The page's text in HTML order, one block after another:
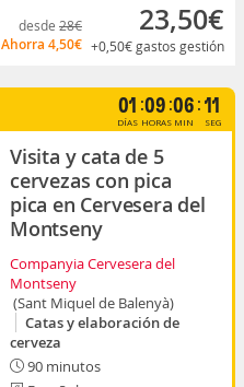
desde 28€
Ahorra 4,50€
23,50€
+0,50€gastos gestión
Tiempo restante
01día
09horas
06 09
DÍAS HORAS MIN SEG
Visita y cata de 5
cervezas con pica
pica en Cervesera del
Montseny
Companyia Cervesera del
Montseny
(Sant Miquel de Balenyà)
Catas y elaboración de
cerveza
90 minutos